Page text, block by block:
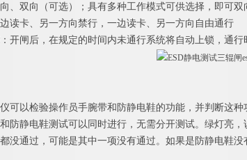
、双向（可选）；具有多种工作模式可供选择，即可双
读卡、另一方向禁行，一边读卡、另一方向自由通行
开闸后，在规定的时间内未通行系统将自动上锁，通行
可以检验操作员手腕带和防静电鞋的功能，并判断这
防静电鞋测试可以同时进行，无需分开测试。绿灯亮
没通过，可能是其中一项没有通过。如果是防静电鞋